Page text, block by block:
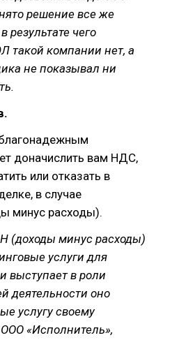
решение все же
результате чего
такой компании нет, а
не показывал ни
доначислить вам НДС,
или отказать в
в случае
минус расходы).
(доходы минус расходы)
услуги для
выступает в роли
деятельности оно
услугу своему
«Исполнитель»,